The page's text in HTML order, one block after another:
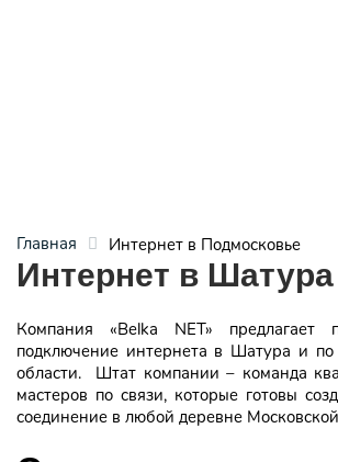
Главная Интернет в Подмосковье
Интернет в Шатура
Компания «Belka NET» предлагает
подключение интернета в Шатура и по
области. Штат компании – команда
мастеров по связи, которые готовы
соединение в любой деревне